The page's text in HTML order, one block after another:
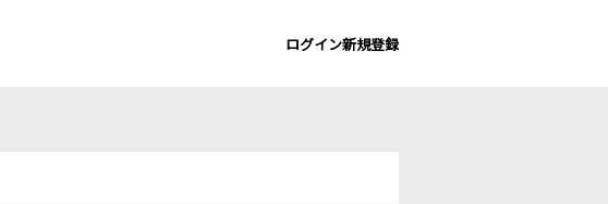
ログイン新規登録